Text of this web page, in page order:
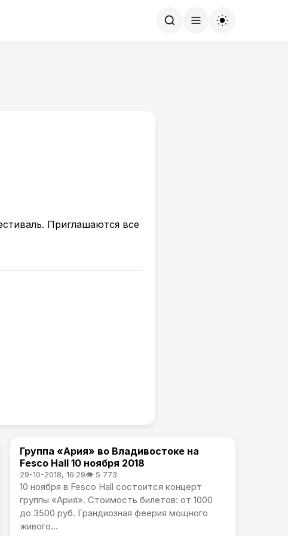
Приглашаются все
Афиша
Группа «Ария» во Владивостоке на
Fesco Hall 10 ноября 2018
29-10-2018, 16:29👁 5 773
10 ноября в Fesco Hall состоится концерт
группы «Ария». Стоимость билетов: от 1000
до 3500 руб. Грандиозная феерия мощного
живого...